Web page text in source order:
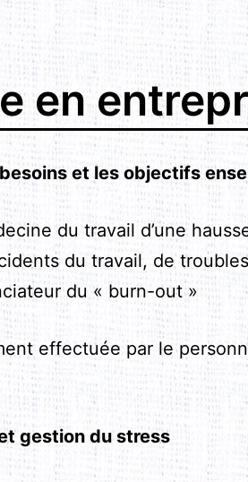
en
et les objectifs
du travail d’une
du travail, de troubles
du « burn-out »
effectuée par le
gestion du stress